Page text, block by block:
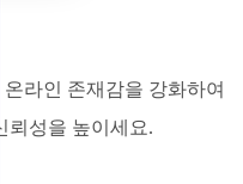
라인 존재감을 강화하여
뢰성을 높이세요.